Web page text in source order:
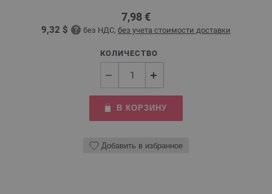
7,98 €
9,32 $ без НДС, без учета стоимости доставки
КОЛИЧЕСТВО
В КОРЗИНУ
Добавить в избранное